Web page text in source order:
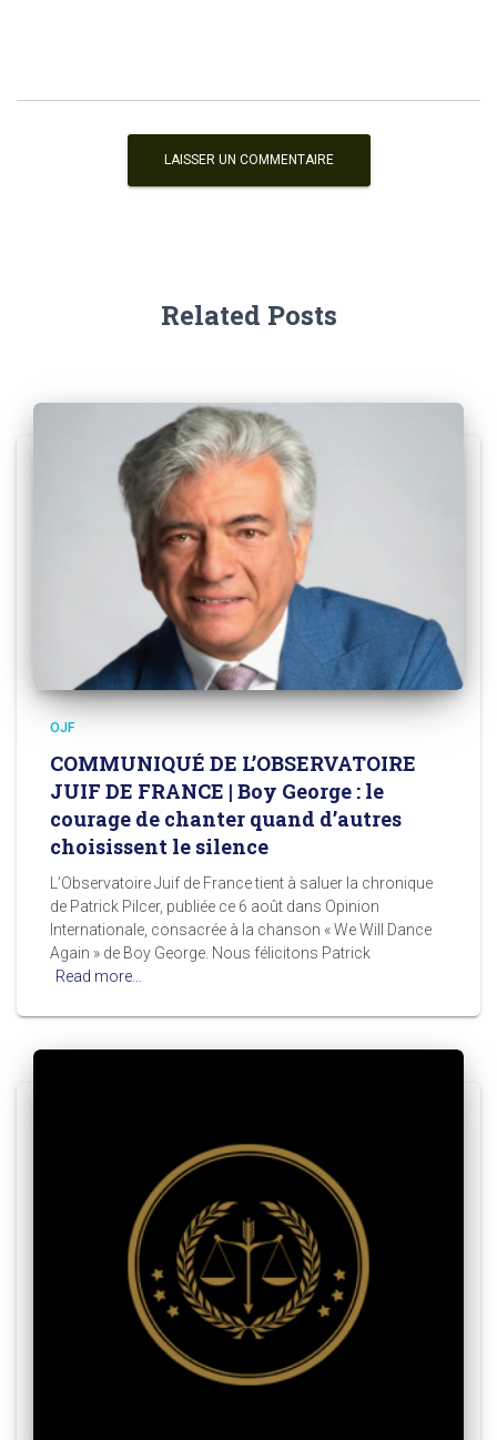
Related Posts
OJF
COMMUNIQUÉ DE L’OBSERVATOIRE
JUIF DE FRANCE | Boy George : le
courage de chanter quand d’autres
choisissent le silence
L’Observatoire Juif de France tient à saluer la chronique
de Patrick Pilcer, publiée ce 6 août dans Opinion
Internationale, consacrée à la chanson « We Will Dance
Again » de Boy George. Nous félicitons Patrick
Read more…